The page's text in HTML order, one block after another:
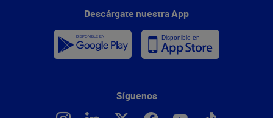
Descárgate nuestra App
Síguenos